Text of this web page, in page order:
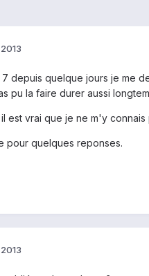
7 depuis quelque jours je me
pu la faire durer aussi
est vrai que je ne m'y connais
pour quelques reponses.